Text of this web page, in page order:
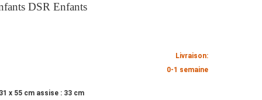
DSR Enfants
Livraison:
0-1 semaine
31 x 55 cm assise : 33 cm